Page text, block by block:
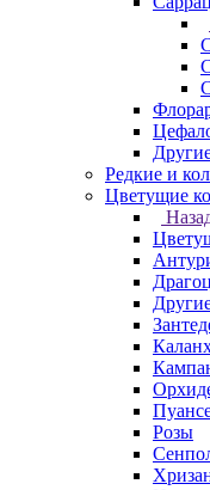
Редкие и
Цветущие
Розы